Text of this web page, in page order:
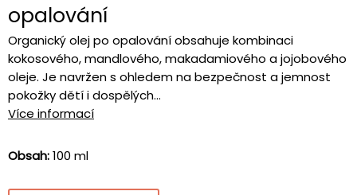
opalování
Organický olej po opalování obsahuje kombinaci
kokosového, mandlového, makadamiového a jojobového
oleje. Je navržen s ohledem na bezpečnost a jemnost
pokožky dětí i dospělých...
Více informací
Obsah:100 ml